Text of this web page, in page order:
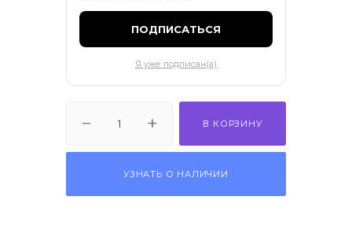
ПОДПИСАТЬСЯ
Я уже подписан(а)
В КОРЗИНУ
УЗНАТЬ О НАЛИЧИИ